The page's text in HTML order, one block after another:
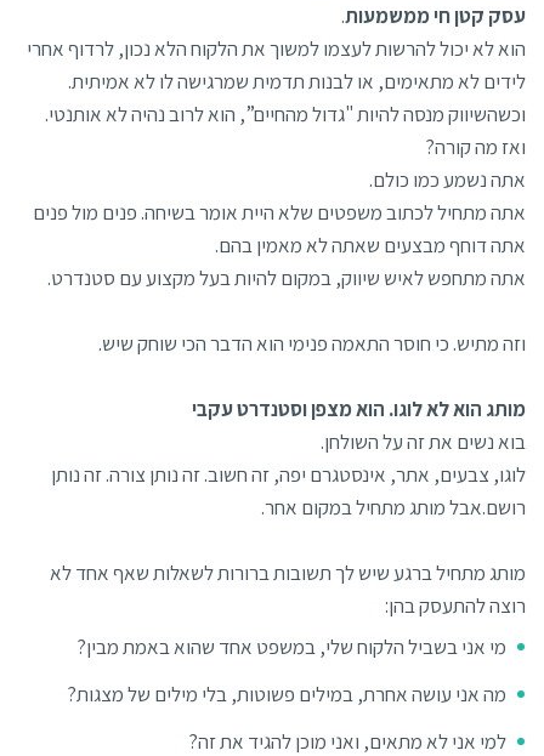
עסק קטן חי ממשמעות.
הוא לא יכול להרשות לעצמו למשוך את הלקוח הלא נכון, לרדוף אחרי
לידים לא מתאימים, או לבנות תדמית שמרגישה לו לא אמיתית.
וכשהשיווק מנסה להיות "גדול מהחיים”, הוא לרוב נהיה לא אותנטי.
ואז מה קורה?
אתה נשמע כמו כולם.
אתה מתחיל לכתוב משפטים שלא היית אומר בשיחה. פנים מול פנים
אתה דוחף מבצעים שאתה לא מאמין בהם.
אתה מתחפש לאיש שיווק, במקום להיות בעל מקצוע עם סטנדרט.
וזה מתיש. כי חוסר התאמה פנימי הוא הדבר הכי שוחק שיש.
מותג הוא לא לוגו. הוא מצפן וסטנדרט עקבי
בוא נשים את זה על השולחן.
לוגו, צבעים, אתר, אינסטגרם יפה, זה חשוב. זה נותן צורה. זה נותן
רושם.אבל מותג מתחיל במקום אחר.
מותג מתחיל ברגע שיש לך תשובות ברורות לשאלות שאף אחד לא
רוצה להתעסק בהן:
מי אני בשביל הלקוח שלי, במשפט אחד שהוא באמת מבין?
מה אני עושה אחרת, במילים פשוטות, בלי מילים של מצגות?
למי אני לא מתאים, ואני מוכן להגיד את זה?